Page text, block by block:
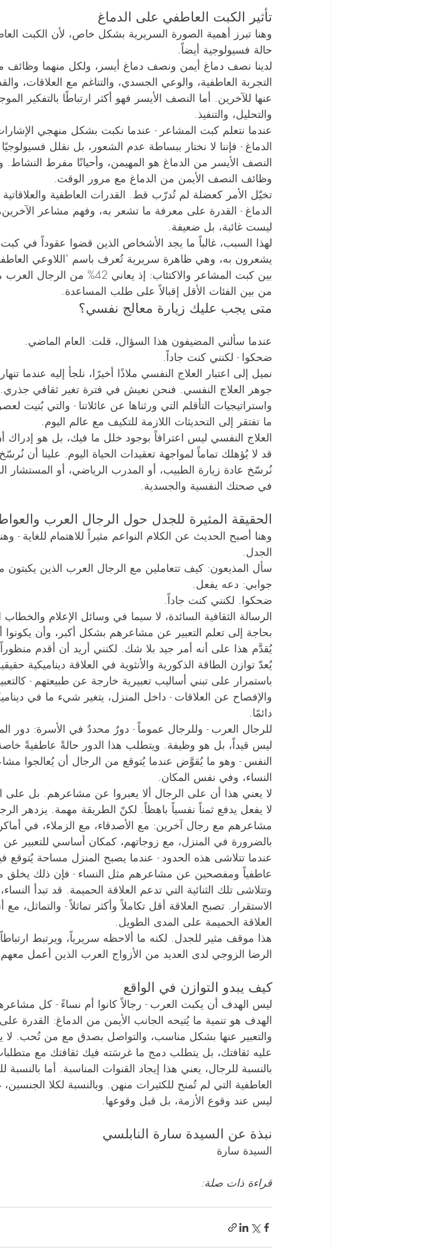
تأثير الكبت العاطفي على الدماغ
وهنا تبرز أهمية الصورة السريرية بشكل خاص، لأن الكبت
حالة فسيولوجية أيضاً.
لدينا نصف دماغ أيمن ونصف دماغ أيسر، ولكل منهما وظائف
التجربة العاطفية، والوعي الجسدي، والتناغم مع العلاقات،
عنها للآخرين. أما النصف الأيسر فهو أكثر ارتباطًا بالتفكير
والتحليل، والتنفيذ.
عندما نتعلم كبت المشاعر - عندما نكبت بشكل منهجي
الدماغ - فإننا لا نختار ببساطة عدم الشعور، بل نقلل
النصف الأيسر من الدماغ هو المهيمن، وأحيانًا مفرط
وظائف النصف الأيمن من الدماغ مع مرور الوقت.
تخيّل الأمر كعضلة لم تُدرّب قط. القدرات العاطفية
الدماغ - القدرة على معرفة ما تشعر به، وفهم مشاعر
ليست غائبة، بل ضعيفة.
لهذا السبب، غالباً ما يجد الأشخاص الذين قضوا عقوداً في
يشعرون به، وهي ظاهرة سريرية تُعرف باسم "اللاوعي
بين كبت المشاعر والاكتئاب: إذ
من بين الفئات الأقل إقبالاً على طلب المساعدة.
متى يجب عليك زيارة معالج نفسي؟
عندما سألني المضيفون هذا السؤال، قلت: العام الماضي.
ضحكوا - لكنني كنت جاداً.
نميل إلى اعتبار العلاج النفسي ملاذًا أخيرًا، نلجأ إليه عندما
جوهر العلاج النفسي. فنحن نعيش في فترة تغير ثقافي جذري.
واستراتيجيات التأقلم التي ورثناها عن عائلاتنا - والتي بُنيت
ما تفتقر إلى التحديثات اللازمة للتكيف مع عالم اليوم.
العلاج النفسي ليس اعترافاً بوجود خلل ما فيك، بل هو إدراك
قد لا يُؤهلك تماماً لمواجهة تعقيدات الحياة اليوم. علينا أن
نُرسّخ عادة زيارة الطبيب، أو المدرب الرياضي، أو المستشار
في صحتك النفسية والجسدية.
الحقيقة المثيرة للجدل حول الرجال العرب
وهنا أصبح الحديث عن الكلام النواعم مثيراً للاهتمام للغاية -
الجدل.
سأل المذيعون: كيف تتعاملين مع الرجال العرب الذين
جوابي: دعه يفعل.
ضحكوا. لكنني كنت جاداً.
الرسالة الثقافية السائدة، لا سيما في وسائل الإعلام
بحاجة إلى تعلم التعبير عن مشاعرهم بشكل أكبر، وأن يكونوا
يُقدَّم هذا على أنه أمر جيد بلا شك. لكنني أريد أن أقدم
يُعدّ توازن الطاقة الذكورية والأنثوية في العلاقة ديناميكية
باستمرار على تبني أساليب تعبيرية خارجة عن طبيعتهم -
والإفصاح عن العلاقات - داخل المنزل، يتغير شيء ما في
دائمًا.
للرجال العرب - وللرجال عموماً - دورٌ محددٌ في الأسرة: دور
ليس قيداً، بل هو وظيفة. ويتطلب هذا الدور حالةً عاطفيةً خاصة
النفس - وهو ما يُقوَّض عندما يُتوقع من الرجال أن يُعالجوا
النساء، وفي نفس المكان.
لا يعني هذا أن على الرجال ألا يعبروا عن مشاعرهم. بل
لا يفعل يدفع ثمناً نفسياً باهظاً. لكنّ الطريقة مهمة. يزدهر
مشاعرهم مع رجال آخرين: مع الأصدقاء، مع الزملاء، في
بالضرورة في المنزل، مع زوجاتهم، كمكان أساسي للتعبير عن
عندما تتلاشى هذه الحدود - عندما يصبح المنزل مساحة يُتوقع
عاطفياً ومفصحين عن مشاعرهم مثل النساء - فإن ذلك يخلق
وتتلاشى تلك الثنائية التي تدعم العلاقة الحميمة. قد تبدأ
الاستقرار. تصبح العلاقة أقل تكاملاً وأكثر تماثلاً - والتماثل،
العلاقة الحميمة على المدى الطويل.
هذا موقف مثير للجدل. لكنه ما ألاحظه سريرياً، ويرتبط
الرضا الزوجي لدى العديد من الأزواج العرب الذين أعمل
كيف يبدو التوازن في الواقع
ليس الهدف أن يكبت العرب - رجالاً كانوا أم نساءً - كل
الهدف هو تنمية ما يُتيحه الجانب الأيمن من الدماغ: القدرة
والتعبير عنها بشكل مناسب، والتواصل بصدق مع من تُحب.
عليه ثقافتك، بل يتطلب دمج ما غرسَته فيك ثقافتك مع
بالنسبة للرجال، يعني هذا إيجاد القنوات المناسبة. أما
العاطفية التي لم تُمنح للكثيرات منهن. وبالنسبة لكلا
ليس عند وقوع الأزمة، بل قبل وقوعها.
نبذة عن السيدة سارة النابلسي
السيدة سارة
قراءة ذات صلة: